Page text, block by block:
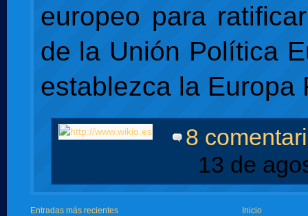
europeo para
de la Unión Política
establezca la Europa
8
13 de
Entradas más recientes Inicio